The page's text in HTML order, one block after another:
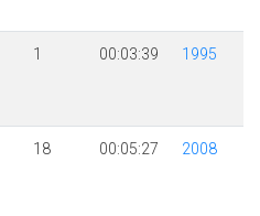
1 00:03:39 1995
18 00:05:27 2008